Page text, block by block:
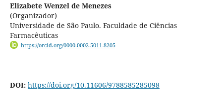
Elizabete Wenzel de Menezes
(Organizador)
Universidade de São Paulo. Faculdade de Ciências
Farmacêuticas
https://orcid.org/0000-0002-5011-8205
DOI: https://doi.org/10.11606/9788585285098